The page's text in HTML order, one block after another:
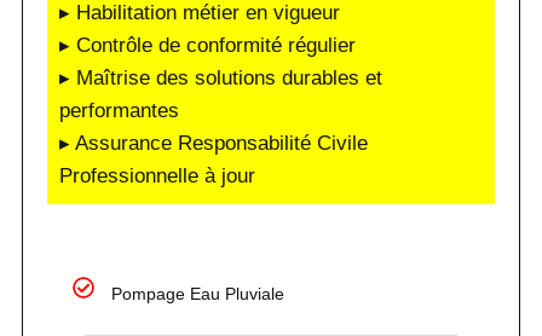
▸ Habilitation métier en vigueur
▸ Contrôle de conformité régulier
▸ Maîtrise des solutions durables et
performantes
▸ Assurance Responsabilité Civile
Professionnelle à jour
Pompage Eau Pluviale